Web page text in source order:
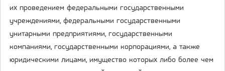
их проведением федеральными государственными
учреждениями, федеральными государственными
унитарными предприятиями, государственными
компаниями, государственными корпорациями, а также
юридическими лицами, имущество которых либо более чем